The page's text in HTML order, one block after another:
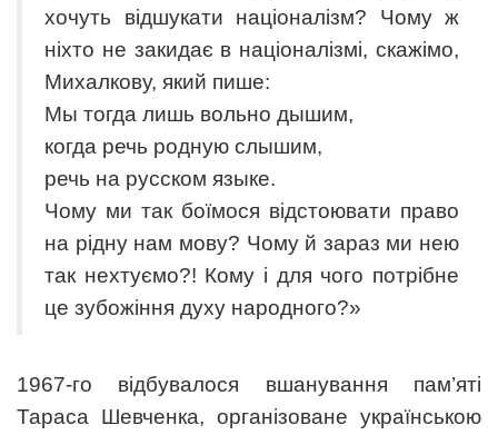
хочуть відшукати націоналізм? Чому ж
ніхто не закидає в націоналізмі, скажімо,
Михалкову, який пише:
Мы тогда лишь вольно дышим,
когда речь родную слышим,
речь на русском языке.
Чому ми так боїмося відстоювати право
на рідну нам мову? Чому й зараз ми нею
так нехтуємо?! Кому і для чого потрібне
це зубожіння духу народного?»
1967-го відбувалося вшанування пам’яті
Тараса Шевченка, організоване українською